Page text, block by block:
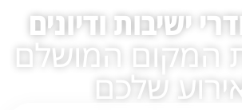
ישיבות ודיונים
המקום המושלם
שלכם